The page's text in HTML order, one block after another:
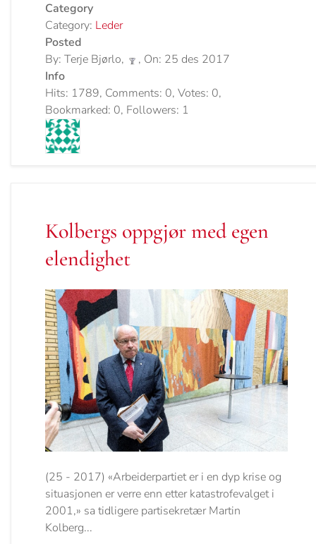
Category
Category: Leder
Posted
By: Terje Bjørlo,
, On: 25 des 2017
Info
Hits: 1789, Comments: 0, Votes: 0,
Bookmarked: 0, Followers: 1
Kolbergs oppgjør med egen
elendighet
(25 - 2017) «Arbeiderpartiet er i en dyp krise og
situasjonen er verre enn etter katastrofevalget i
2001,» sa tidligere partisekretær Martin
Kolberg...